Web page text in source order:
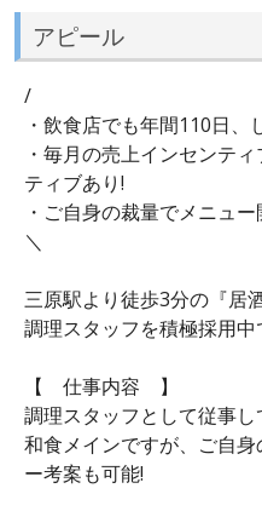
アピール
/
・飲食店でも年間110日、
・毎月の売上インセンテ
ティブあり!
・ご自身の裁量でメニュ
＼
三原駅より徒歩3分の『
調理スタッフを積極採用中
【 仕事内容 】
調理スタッフとして従事し
和食メインですが、ご自
ー考案も可能!